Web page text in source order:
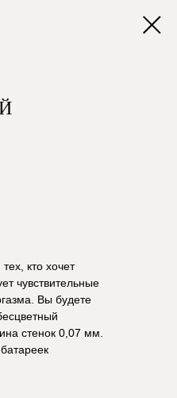
кто хочет
чувствительные
Вы будете
стенок 0,07 мм.